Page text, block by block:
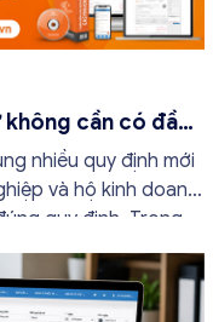
cần có đầy
nhiều quy định mới
và hộ kinh doanh
quy định. Trong
sẽ chia sẻ 13
[…]